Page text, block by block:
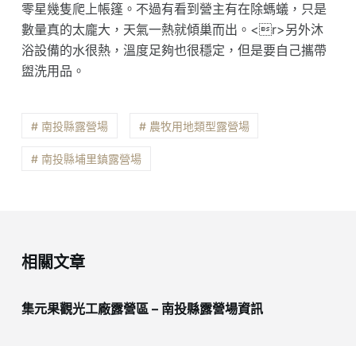
零星幾隻爬上帳篷。不過有看到營主有在除螞蟻，只是
數量真的太龐大，天氣一熱就傾巢而出。<r>另外沐
浴設備的水很熱，溫度足夠也很穩定，但是要自己攜帶
盥洗用品。
# 南投縣露營場 # 農牧用地類型露營場
# 南投縣埔里鎮露營場
相關文章
集元果觀光工廠露營區 – 南投縣露營場資訊